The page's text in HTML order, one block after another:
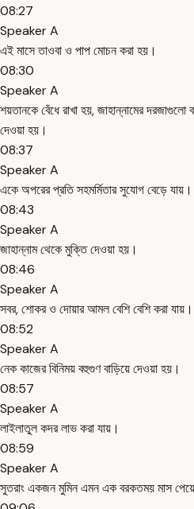
08:27
Speaker A
এই মাসে তাওবা ও পাপ মোচন করা হয়।
08:30
Speaker A
শয়তানকে বেঁধে রাখা হয়, জাহান্নামের
দেওয়া হয়।
08:37
Speaker A
একে অপরের প্রতি সহমর্মিতার সুযোগ বেড়ে যায়।
08:43
Speaker A
জাহান্নাম থেকে মুক্তি দেওয়া হয়।
08:46
Speaker A
সবর, শোকর ও দোয়ার আমল বেশি বেশি করা যায়।
08:52
Speaker A
নেক কাজের বিনিময় বহুগুণ বাড়িয়ে দেওয়া হয়।
08:57
Speaker A
লাইলাতুল কদর লাভ করা যায়।
08:59
Speaker A
সুতরাং একজন মুমিন এমন এক বরকতময় মাস পেয়ে